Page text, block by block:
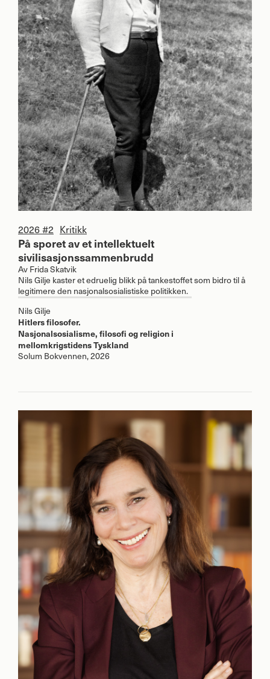
2026 #2 Kritikk
På sporet av et intellektuelt
sivilisasjonssammenbrudd
Av Frida Skatvik
Nils Gilje kaster et edruelig blikk på tankestoffet som bidro til å
legitimere den nasjonalsosialistiske politikken.
Nils Gilje
Hitlers filosofer.
Nasjonalsosialisme, filosofi og religion i
mellomkrigstidens Tyskland
Solum Bokvennen, 2026